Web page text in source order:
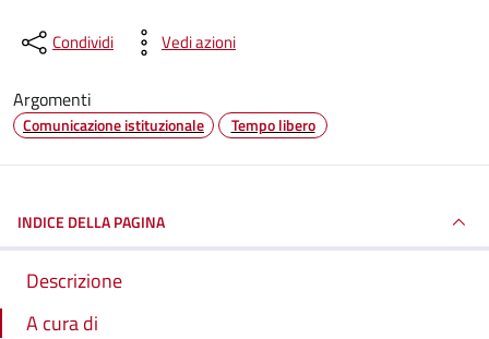
Condividi Vedi azioni
Argomenti
Comunicazione istituzionale Tempo libero
INDICE DELLA PAGINA
Descrizione
A cura di